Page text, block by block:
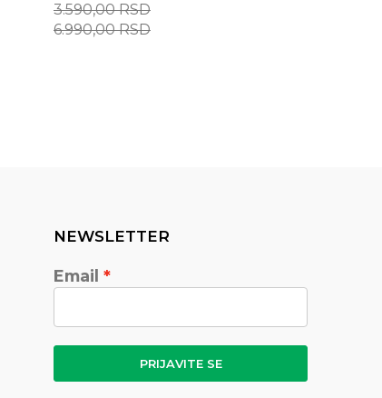
3.590,00RSD
6.990,00RSD
NEWSLETTER
Email
PRIJAVITE SE